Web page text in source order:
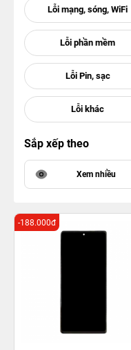
Sắp xếp theo
Xem nhiều
-188.000đ